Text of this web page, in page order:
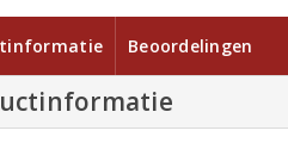
Beoordelingen